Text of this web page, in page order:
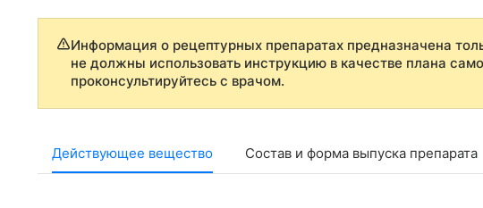
Информация о рецептурных препаратах предназначена
не должны использовать инструкцию в качестве плана
проконсультируйтесь с врачом.
Действующее вещество Состав и форма выпуска препарата